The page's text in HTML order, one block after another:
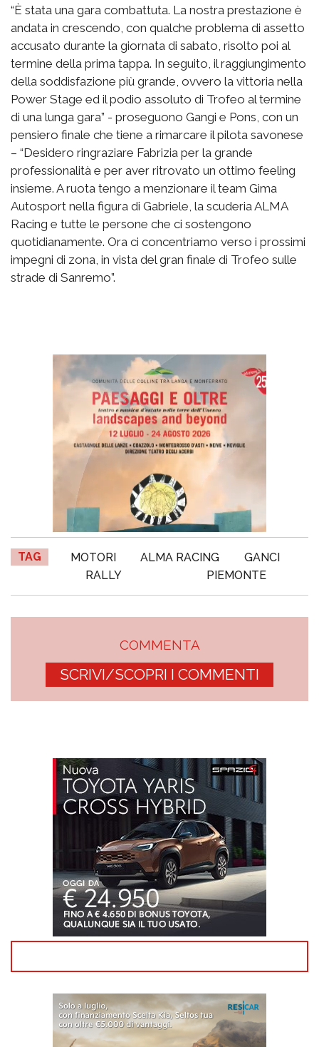
“È stata una gara combattuta. La nostra prestazione è
andata in crescendo, con qualche problema di assetto
accusato durante la giornata di sabato, risolto poi al
termine della prima tappa. In seguito, il raggiungimento
della soddisfazione più grande, ovvero la vittoria nella
Power Stage ed il podio assoluto di Trofeo al termine
di una lunga gara” - proseguono Gangi e Pons, con un
pensiero finale che tiene a rimarcare il pilota savonese
– “Desidero ringraziare Fabrizia per la grande
professionalità e per aver ritrovato un ottimo feeling
insieme. A ruota tengo a menzionare il team Gima
Autosport nella figura di Gabriele, la scuderia ALMA
Racing e tutte le persone che ci sostengono
quotidianamente. Ora ci concentriamo verso i prossimi
impegni di zona, in vista del gran finale di Trofeo sulle
strade di Sanremo”.
TAG MOTORI ALMA RACING
GANCI
RALLY
PIEMONTE
COMMENTA
SCRIVI/SCOPRI I COMMENTI